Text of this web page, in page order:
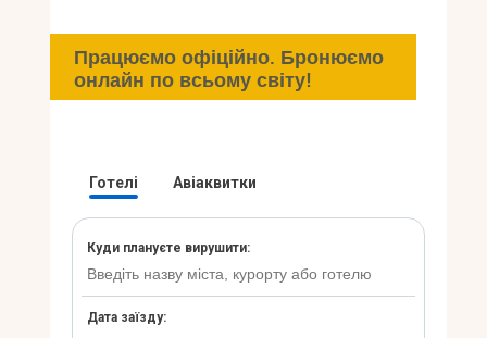
Інфо
Блог
Працюємо офіційно. Бронюємо
онлайн по всьому світу!